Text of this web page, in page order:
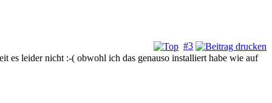
#3
es leider nicht :-( obwohl ich das genauso installiert habe wie auf